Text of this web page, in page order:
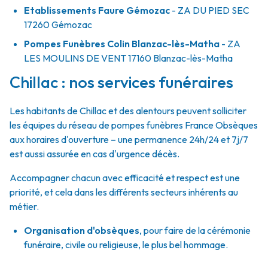
Etablissements Faure Gémozac - ZA DU PIED SEC
17260Gémozac
Pompes Funèbres Colin Blanzac-lès-Matha - ZA
LES MOULINS DE VENT17160 Blanzac-lès-Matha
Chillac : nos services funéraires
Les habitants de Chillac et des alentours peuvent solliciter
les équipes du réseau de pompes funèbres France Obsèques
aux horaires d'ouverture – une permanence 24h/24 et 7j/7
est aussi assurée en cas d'urgence décès.
Accompagner chacun avec efficacité et respect est une
priorité, et cela dans les différents secteurs inhérents au
métier.
Organisation d'obsèques, pour faire de la cérémonie
funéraire, civile ou religieuse, le plus bel hommage.